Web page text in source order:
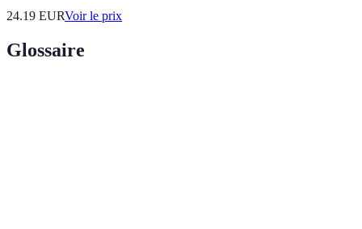
24.19 EURVoir le prix
Glossaire